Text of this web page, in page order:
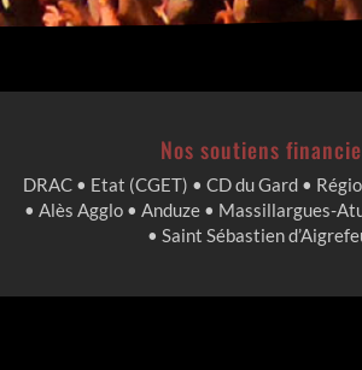
Nos soutiens
DRAC • Etat (CGET) • CD du Gard •
• Alès Agglo • Anduze • Massillargues-
• Saint Sébastien